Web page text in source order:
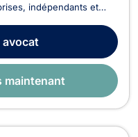
indépendants et
que dans le cadre les
maintenant